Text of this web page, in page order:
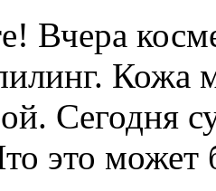
Вчера
Кожа
Сегодня
это может